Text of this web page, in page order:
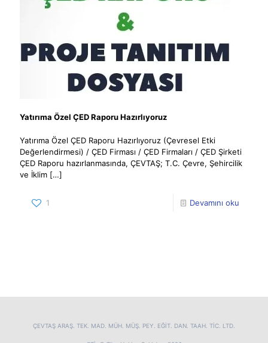
Yatırıma Özel ÇED Raporu Hazırlıyoruz
Yatırıma Özel ÇED Raporu Hazırlıyoruz (Çevresel Etki
Değerlendirmesi) / ÇED Firması / ÇED Firmaları / ÇED Şirketi
ÇED Raporu hazırlanmasında, ÇEVTAŞ; T.C. Çevre, Şehircilik
ve İklim […]
1 Devamını oku
ÇEVTAŞ ARAŞ. TEK. MAD. MÜH. MÜŞ. PEY. EĞİT. DAN. TAAH. TİC. LTD.